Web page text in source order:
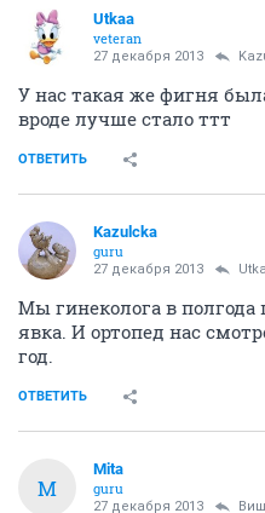
Utkaa
veteran
27 декабря 2013
У нас такая же фигня
вроде лучше стало ттт
ОТВЕТИТЬ
Kazulcka
guru
27 декабря 2013
Мы гинеколога в полгода
явка. И ортопед нас
год.
ОТВЕТИТЬ
M
Mita
guru
27 декабря 2013